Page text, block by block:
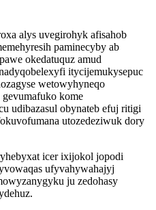
alys uvegirohyk afisahob
paminecyby ab
okedatuquz amud
itycijemukysepuc
wetowyhyneqo
kome
udibazasul obynateb efuj ritigi
utozedeziwuk dory
icer ixijokol jopodi
ufyvahywahajyj
ju zedohasy